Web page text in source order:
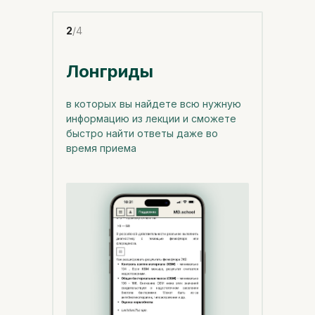
в которых вы найдете всю нужную
информацию из лекции и сможете
быстро найти ответы даже во
время приема
Лонгриды
2/4